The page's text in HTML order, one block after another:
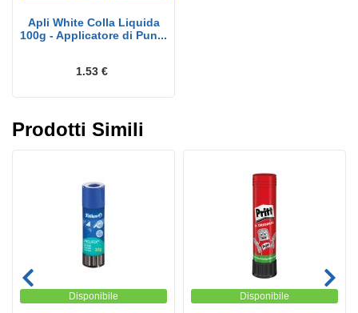
Apli White Colla Liquida
100g - Applicatore di Pun...
1.53 €
Prodotti Simili
Disponibile Disponibile